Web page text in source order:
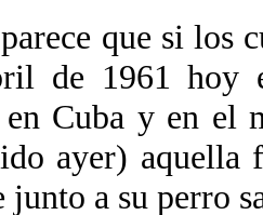
que si los
de 1961 hoy
Cuba y en el
ayer) aquella
junto a su perro